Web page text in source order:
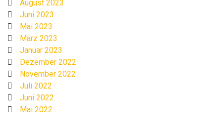
August 2023
Juni 2023
Mai 2023
März 2023
Januar 2023
Dezember 2022
November 2022
Juli 2022
Juni 2022
Mai 2022